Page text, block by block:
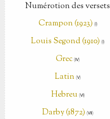
Numérotion des versets
Crampon (1923) (Ⅰ)
Louis Segond (1910)(Ⅰ)
Grec (Ⅳ)
Latin (Ⅴ)
Hebreu (Ⅵ)
Darby (1872) (Ⅶ)